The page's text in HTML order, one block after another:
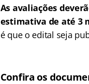
As avaliações
estimativa de até 3
é que o edital seja
Confira os